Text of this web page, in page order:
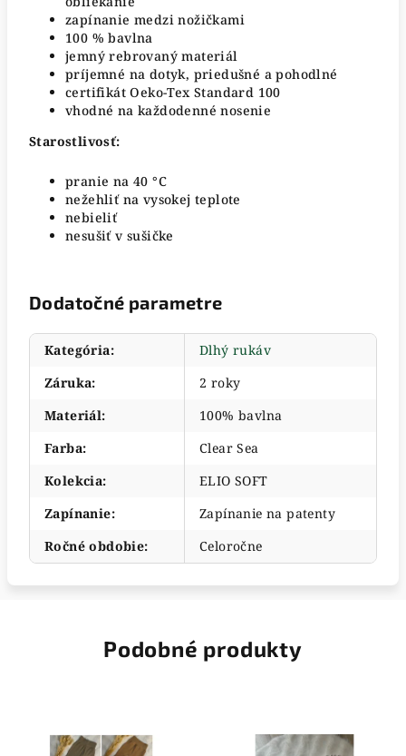
zapínanie medzi nožičkami
100 % bavlna
jemný rebrovaný materiál
príjemné na dotyk, priedušné a pohodlné
certifikát Oeko-Tex Standard 100
vhodné na každodenné nosenie
Starostlivosť:
pranie na 40 °C
nežehliť na vysokej teplote
nebieliť
nesušiť v sušičke
Dodatočné parametre
Kategória:
Dlhý rukáv
Záruka:
2 roky
Materiál:
100% bavlna
Farba:
Clear Sea
Kolekcia:
ELIO SOFT
Zapínanie:
Zapínanie na patenty
Ročné obdobie: Celoročne
Podobné produkty